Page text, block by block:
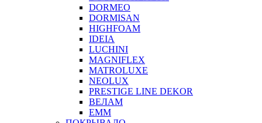
DORMEO
DORMISAN
HIGHFOAM
IDEIA
LUCHINI
MAGNIFLEX
MATROLUXE
NEOLUX
PRESTIGE LINE DEKOR
ВЕЛАМ
ЕММ